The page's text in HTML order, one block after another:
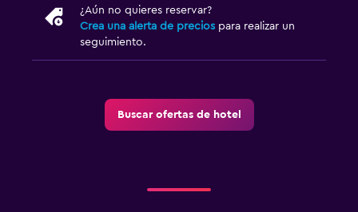
¿Aún no quieres reservar?
Crea una alerta de precios para realizar un
seguimiento.
Buscar ofertas de hotel